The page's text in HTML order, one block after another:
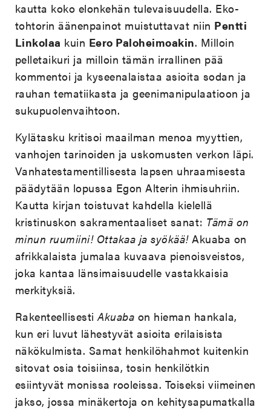
kautta koko elonkehän tulevaisuudella. Eko-
tohtorin äänenpainot muistuttavat niin Pentti
Linkolaa kuin Eero Paloheimoakin. Milloin
pelletaikuri ja milloin tämän irrallinen pää
kommentoi ja kyseenalaistaa asioita sodan ja
rauhan tematiikasta ja geenimanipulaatioon ja
sukupuolenvaihtoon.
Kylätasku kritisoi maailman menoa myyttien,
vanhojen tarinoiden ja uskomusten verkon läpi.
Vanhatestamentillisesta lapsen uhraamisesta
päädytään lopussa Egon Alterin ihmisuhriin.
Kautta kirjan toistuvat kahdella kielellä
kristinuskon sakramentaaliset sanat: Tämä on
minun ruumiini! Ottakaa ja syökää!Akuaba on
afrikkalaista jumalaa kuvaava pienoisveistos,
joka kantaa länsimaisuudelle vastakkaisia
merkityksiä.
RakenteellisestiAkuaba on hieman hankala,
kun eri luvut lähestyvät asioita erilaisista
näkökulmista. Samat henkilöhahmot kuitenkin
sitovat osia toisiinsa, tosin henkilötkin
esiintyvät monissa rooleissa. Toiseksi viimeinen
jakso, jossa minäkertoja on kehitysapumatkalla